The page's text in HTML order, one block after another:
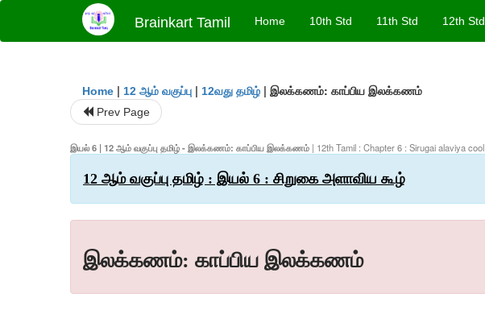
Brainkart Tamil Home 10th Std 11th Std 12th Std
Home | 12 ஆம் வகுப்பு | 12வது தமிழ் | இலக்கணம்: காப்பிய இலக்கணம்
Prev Page
இயல் 6 | 12 ஆம் வகுப்பு தமிழ் - இலக்கணம்: காப்பிய இலக்கணம் | 12th Tamil : Chapter 6 : Sirugai alaviya cool
12 ஆம் வகுப்பு தமிழ் : இயல் 6 : சிறுகை அளாவிய கூழ்
இலக்கணம்: காப்பிய இலக்கணம்